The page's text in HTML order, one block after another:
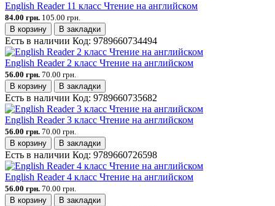
English Reader 11 класс Чтение на английском
84.00 грн. 105.00 грн.
В корзину
В закладки
Есть в наличии Код: 9789660734494
English Reader 2 класс Чтение на английском
56.00 грн. 70.00 грн.
В корзину
В закладки
Есть в наличии Код: 9789660735682
English Reader 3 класс Чтение на английском
56.00 грн. 70.00 грн.
В корзину
В закладки
Есть в наличии Код: 9789660726598
English Reader 4 класс Чтение на английском
56.00 грн. 70.00 грн.
В корзину
В закладки